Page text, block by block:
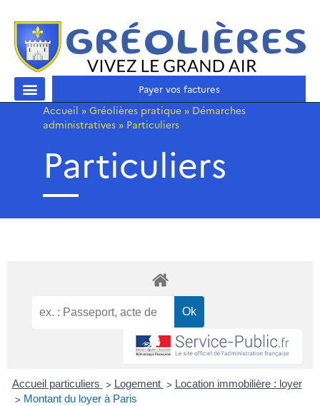
Payer vos factures
Accueil » Gréolières pratique » Démarches
administratives » Particuliers
Particuliers
Accueil particuliers > Logement > Location immobilière : loyer
> Montant du loyer à Paris